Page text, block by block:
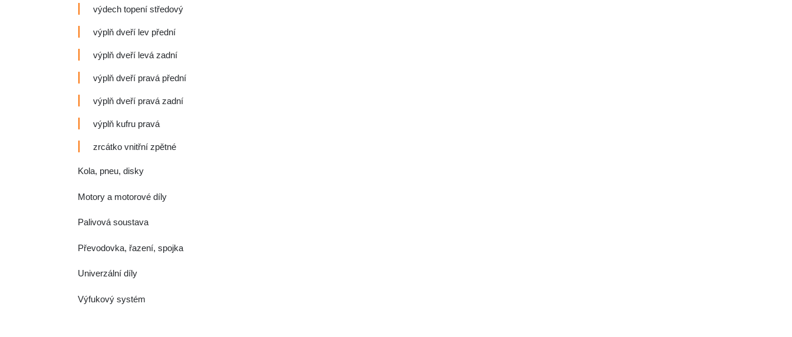
výdech topení středový
výplň dveří lev přední
výplň dveří levá zadní
výplň dveří pravá přední
výplň dveří pravá zadní
výplň kufru pravá
zrcátko vnitřní zpětné
Kola, pneu, disky
Motory a motorové díly
Palivová soustava
Převodovka, řazení, spojka
Univerzální díly
Výfukový systém